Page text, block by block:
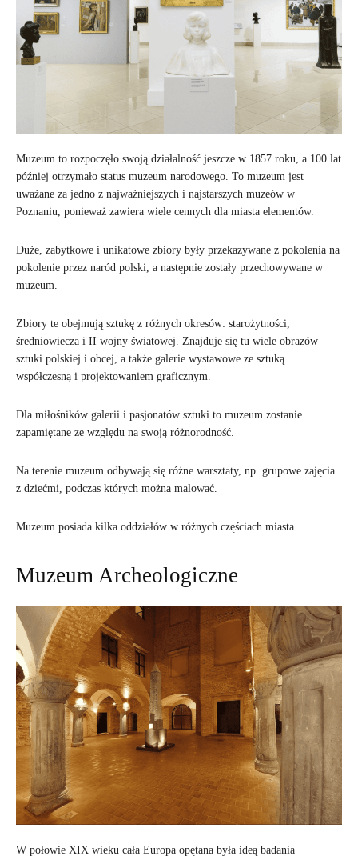
Muzeum to rozpoczęło swoją działalność jeszcze w 1857 roku, a 100 lat
później otrzymało status muzeum narodowego. To muzeum jest
uważane za jedno z najważniejszych i najstarszych muzeów w
Poznaniu, ponieważ zawiera wiele cennych dla miasta elementów.
Duże, zabytkowe i unikatowe zbiory były przekazywane z pokolenia na
pokolenie przez naród polski, a następnie zostały przechowywane w
muzeum.
Zbiory te obejmują sztukę z różnych okresów: starożytności,
średniowiecza i II wojny światowej. Znajduje się tu wiele obrazów
sztuki polskiej i obcej, a także galerie wystawowe ze sztuką
współczesną i projektowaniem graficznym.
Dla miłośników galerii i pasjonatów sztuki to muzeum zostanie
zapamiętane ze względu na swoją różnorodność.
Na terenie muzeum odbywają się różne warsztaty, np. grupowe zajęcia
z dziećmi, podczas których można malować.
Muzeum posiada kilka oddziałów w różnych częściach miasta.
Muzeum Archeologiczne
W połowie XIX wieku cała Europa opętana była ideą badania